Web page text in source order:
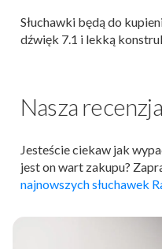
Słuchawki będą do
dźwięk 7.1 i lekką
Nasza
Jesteście ciekaw jak
jest on wart zakupu?
najnowszych słuchawek